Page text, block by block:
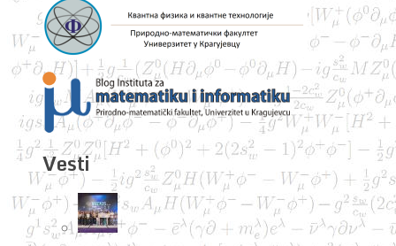
Vesti